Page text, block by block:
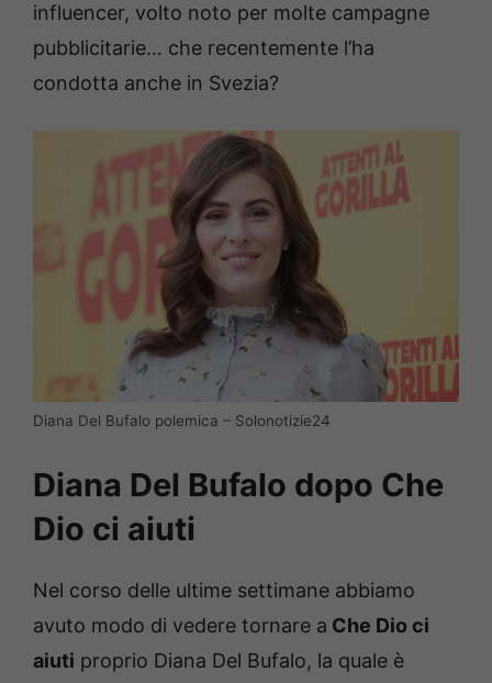
influencer, volto noto per molte campagne
pubblicitarie… che recentemente l’ha
condotta anche in Svezia?
Diana Del Bufalo polemica – Solonotizie24
Diana Del Bufalo dopo Che
Dio ci aiuti
Nel corso delle ultime settimane abbiamo
avuto modo di vedere tornare a Che Dio ci
aiuti proprio Diana Del Bufalo, la quale è